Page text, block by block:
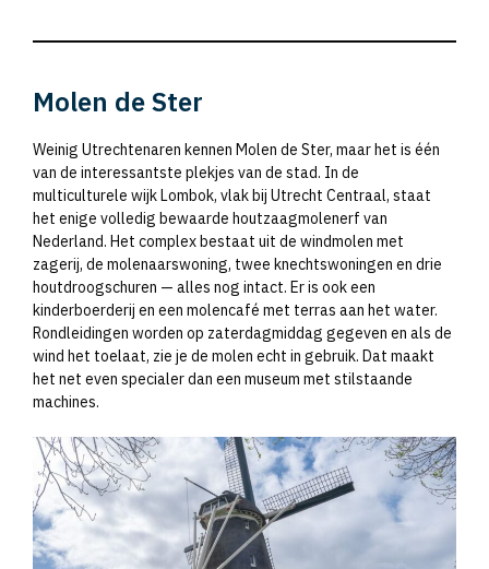
Molen de Ster
Weinig Utrechtenaren kennen Molen de Ster, maar het is één
van de interessantste plekjes van de stad. In de
multiculturele wijk Lombok, vlak bij Utrecht Centraal, staat
het enige volledig bewaarde houtzaagmolenerf van
Nederland. Het complex bestaat uit de windmolen met
zagerij, de molenaarswoning, twee knechtswoningen en drie
houtdroogschuren — alles nog intact. Er is ook een
kinderboerderij en een molencafé met terras aan het water.
Rondleidingen worden op zaterdagmiddag gegeven en als de
wind het toelaat, zie je de molen echt in gebruik. Dat maakt
het net even specialer dan een museum met stilstaande
machines.